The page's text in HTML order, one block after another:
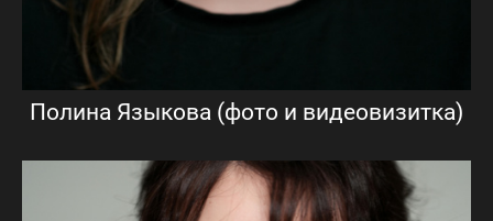
Полина Языкова (фото и видеовизитка)